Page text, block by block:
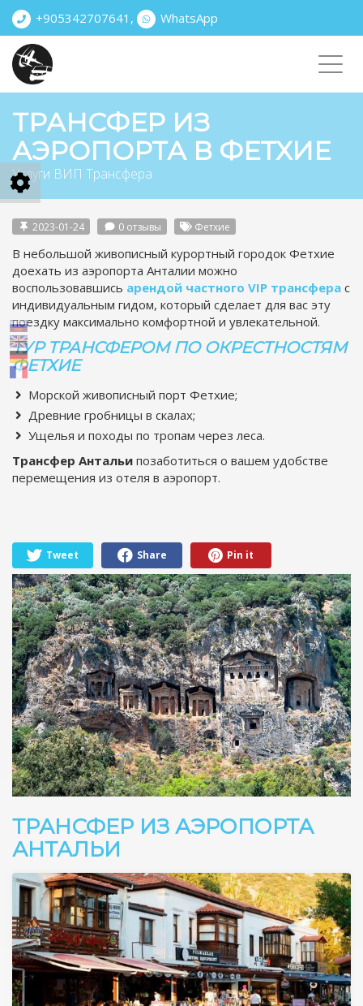
+905342707641 , WhatsApp
ТРАНСФЕР ИЗ
АЭРОПОРТА В ФЕТХИЕ
Услуги ВИП Трансфера
2023-01-24 0 отзывы Фетхие
В небольшой живописный курортный городок Фетхие
доехать из аэропорта Анталии можно
воспользовавшись арендой частного VIP трансфера с
индивидуальным гидом, который сделает для вас эту
поездку максимально комфортной и увлекательной.
ТУР ТРАНСФЕРОМ ПО ОКРЕСТНОСТЯМ
ФЕТХИЕ
Морской живописный порт Фетхие;
Древние гробницы в скалах;
Ущелья и походы по тропам через леса.
Трансфер Антальи позаботиться о вашем удобстве
перемещения из отеля в аэропорт.
Tweet Share Pin it
ТРАНСФЕР ИЗ АЭРОПОРТА
АНТАЛЬИ